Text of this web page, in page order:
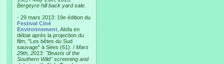
Bergeyre hill back yard sale.
- 29 mars 2013: 19e édition du
Festival Ciné
Environnement , Alofa en
débat après la projection du
film, "Les bêtes du Sud
sauvage" à Sées (61). / Mars
29th, 2013: "Beasts of the
Southern Wild" screening and